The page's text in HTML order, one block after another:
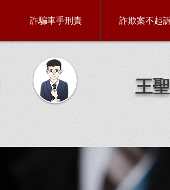
詐騙車手刑責 詐欺案不起
王